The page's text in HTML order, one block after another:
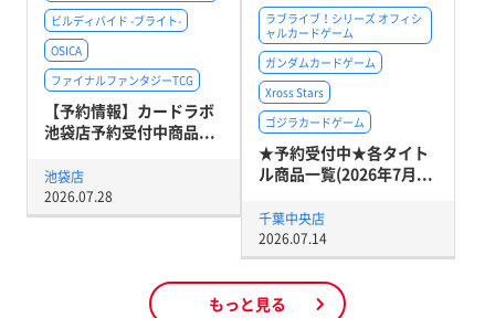
ビルディバイド -ブライト-
OSICA
ファイナルファンタジーTCG
【予約情報】カードラボ
池袋店予約受付中商品...
池袋店
2026.07.28
ラブライブ！シリーズ オフィシ
ャルカードゲーム
ガンダムカードゲーム
Xross Stars
ゴジラカードゲーム
★予約受付中★各タイト
ル商品一覧(2026年7月...
千葉中央店
2026.07.14
もっと見る